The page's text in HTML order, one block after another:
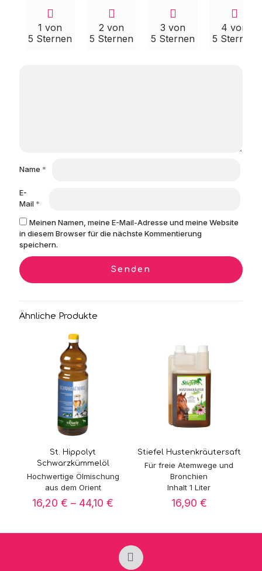
1 von
5 Sternen
2 von
5 Sternen
3 von
5 Sternen
4 von
5 Sternen
Name *
E-
Mail *
Meinen Namen, meine E-Mail-Adresse und meine Website
in diesem Browser für die nächste Kommentierung
speichern.
Ähnliche Produkte
St. Hippolyt
Schwarzkümmelöl
Hochwertige Ölmischung
aus dem Orient
16,20€ – 44,10€ Preisspanne:
44,10 €
Stiefel Hustenkräutersaft
Für freie Atemwege und
Bronchien
Inhalt 1 Liter
16,90 €